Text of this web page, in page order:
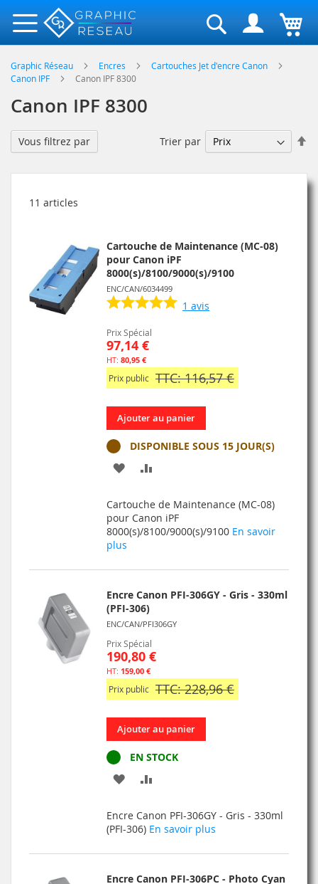
Rechercher
Graphic Réseau Encres
Cartouches Jet d'encre Canon
Canon IPF
Canon IPF 8300
Canon IPF 8300
11 articles
Trier par
Cartouche de Maintenance (MC-08)
pour Canon iPF
8000(s)/8100/9000(s)/9100
ENC/CAN/6034499
1 avis
Prix Spécial
97,14 €
80,95 €
Prix public TTC: 116,57 €
Ajouter au panier
DISPONIBLE SOUS 15 JOUR(S)
AJOUTER
MA
LISTE
D’ENVIE
COMPARATEUR
Cartouche de Maintenance (MC-08)
pour Canon iPF
8000(s)/8100/9000(s)/9100 En savoir
plus
Encre Canon PFI-306GY - Gris - 330ml
(PFI-306)
ENC/CAN/PFI306GY
Prix Spécial
190,80 €
159,00 €
Prix public TTC: 228,96 €
Ajouter au panier
EN STOCK
AJOUTER
MA
LISTE
D’ENVIE
COMPARATEUR
Encre Canon PFI-306GY - Gris - 330ml
(PFI-306) En savoir plus
Encre Canon PFI-306PC - Photo Cyan
Vous filtrez par